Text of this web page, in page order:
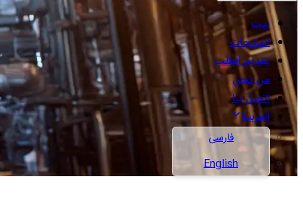
بيت
المنتجات
تقديم الطلب
من نحن
اتصل بنا
العربية
فارسی
English